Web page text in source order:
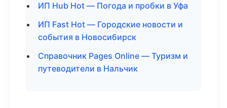
ИП Hub Hot — Погода и пробки в Уфа
ИП Fast Hot — Городские новости и
события в Новосибирск
Справочник Pages Online — Туризм и
путеводители в Нальчик